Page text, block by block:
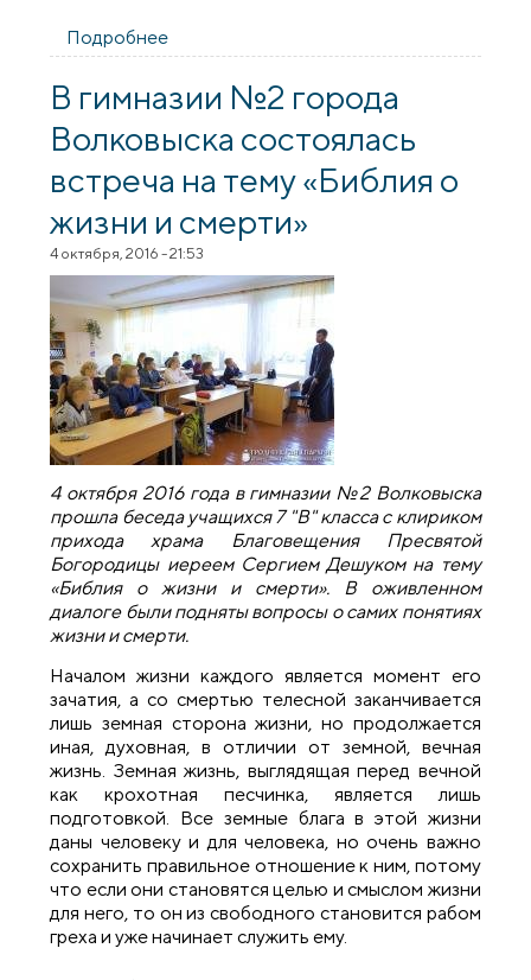
Подробнее
Пресвятой Богородицы состоялась
встреча Волковысских братств
В гимназии №2 города
Волковыска состоялась
встреча на тему «Библия о
жизни и смерти»
4 октября, 2016 - 21:53
4 октября 2016 года в гимназии №2 Волковыска
прошла беседа учащихся 7 "В" класса с клириком
прихода храма Благовещения Пресвятой
Богородицы иереем Сергием Дешуком на тему
«Библия о жизни и смерти». В оживленном
диалоге были подняты вопросы о самих понятиях
жизни и смерти.
Началом жизни каждого является момент его
зачатия, а со смертью телесной заканчивается
лишь земная сторона жизни, но продолжается
иная, духовная, в отличии от земной, вечная
жизнь. Земная жизнь, выглядящая перед вечной
как крохотная песчинка, является лишь
подготовкой. Все земные блага в этой жизни
даны человеку и для человека, но очень важно
сохранить правильное отношение к ним, потому
что если они становятся целью и смыслом жизни
для него, то он из свободного становится рабом
греха и уже начинает служить ему.